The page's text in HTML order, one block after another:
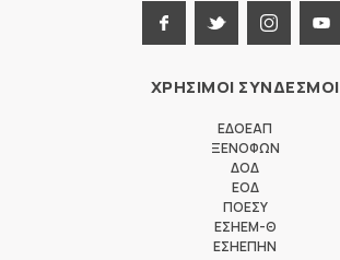
ΧΡΗΣΙΜΟΙ ΣΥΝΔΕΣΜΟΙ
ΕΔΟΕΑΠ
ΞΕΝΟΦΩΝ
ΔΟΔ
ΕΟΔ
ΠΟΕΣΥ
ΕΣΗΕΜ-Θ
ΕΣΗΕΠΗΝ